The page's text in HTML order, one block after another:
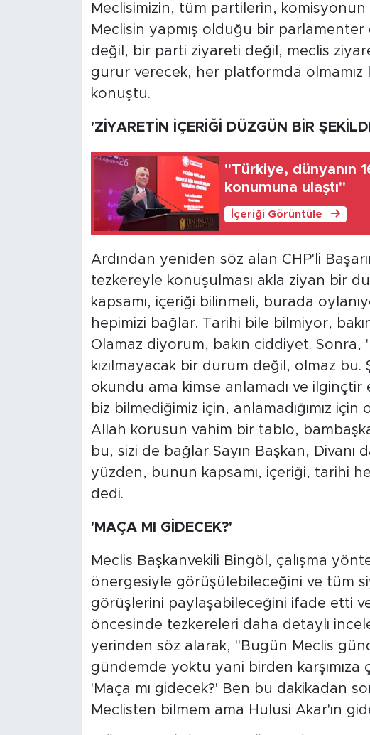
Meclisimizin, tüm partilerin, komisyonun
Meclisin yapmış olduğu bir
değil, bir parti ziyareti değil, meclis
gurur verecek, her platformda olmamız
konuştu.
'ZİYARETİN İÇERİĞİ DÜZGÜN BİR
"Türkiye, dünyanın
konumuna ulaştı"
İçeriği Görüntüle
Ardından yeniden söz alan CHP'li
tezkereyle konuşulması akla ziyan bir
kapsamı, içeriği bilinmeli, burada
hepimizi bağlar. Tarihi bile bilmiyor,
Olamaz diyorum, bakın ciddiyet. Sonra,
kızılmayacak bir durum değil, olmaz
okundu ama kimse anlamadı ve ilginçtir
biz bilmediğimiz için, anlamadığımız
Allah korusun vahim bir tablo,
bu, sizi de bağlar Sayın Başkan, Divanı
yüzden, bunun kapsamı, içeriği, tarihi
dedi.
'MAÇA MI GİDECEK?'
Meclis Başkanvekili Bingöl, çalışma
önergesiyle görüşülebileceğini ve tüm
görüşlerini paylaşabileceğini ifade etti
öncesinde tezkereleri daha detaylı
yerinden söz alarak, "Bugün Meclis
gündemde yoktu yani birden karşımıza
'Maça mı gidecek?' Ben bu dakikadan
Meclisten bilmem ama Hulusi Akar'ın